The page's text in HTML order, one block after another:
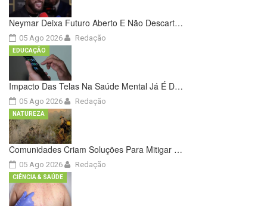
Neymar Deixa Futuro Aberto E Não Descart…
05 Ago 2026 Redação
Impacto Das Telas Na Saúde Mental Já É D…
05 Ago 2026
EDUCAÇÃO
Redação
Comunidades Criam Soluções Para Mitigar …
05 Ago 2026
NATUREZA
Redação
CIÊNCIA & SAÚDE